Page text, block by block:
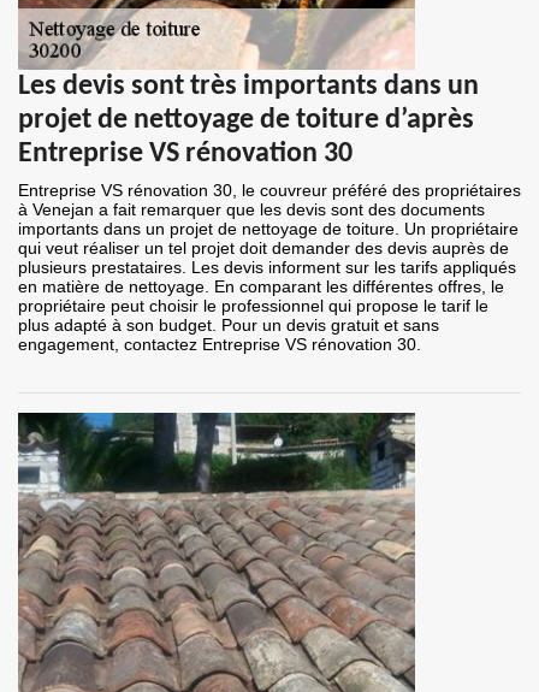
Les devis sont très importants dans un
projet de nettoyage de toiture d’après
Entreprise VS rénovation 30
Entreprise VS rénovation 30, le couvreur préféré des propriétaires
à Venejan a fait remarquer que les devis sont des documents
importants dans un projet de nettoyage de toiture. Un propriétaire
qui veut réaliser un tel projet doit demander des devis auprès de
plusieurs prestataires. Les devis informent sur les tarifs appliqués
en matière de nettoyage. En comparant les différentes offres, le
propriétaire peut choisir le professionnel qui propose le tarif le
plus adapté à son budget. Pour un devis gratuit et sans
engagement, contactez Entreprise VS rénovation 30.